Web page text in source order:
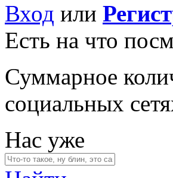
Вход или
Есть на что
Суммарное
социальных
Нас уже